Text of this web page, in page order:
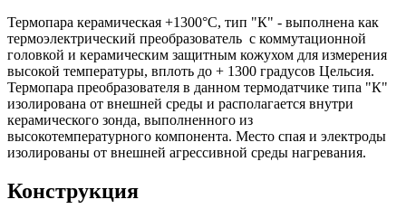
Термопара керамическая +1300°C, тип "К" - выполнена как
термоэлектрический преобразователь с коммутационной
головкой и керамическим защитным кожухом для измерения
высокой температуры, вплоть до + 1300 градусов Цельсия.
Термопара преобразователя в данном термодатчике типа "К"
изолирована от внешней среды и располагается внутри
керамического зонда, выполненного из
высокотемпературного компонента. Место спая и электроды
изолированы от внешней агрессивной среды нагревания.
Конструкция